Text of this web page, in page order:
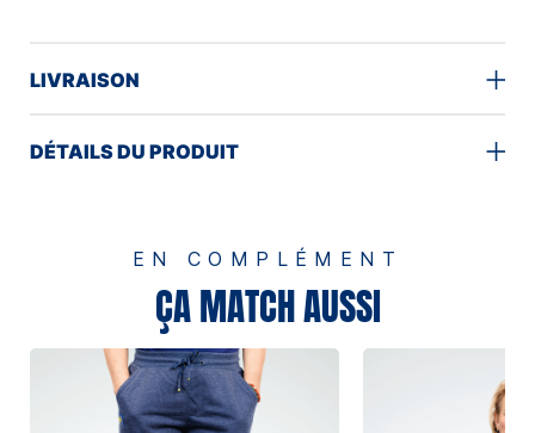
LIVRAISON
DÉTAILS DU PRODUIT
EN COMPLÉMENT
ÇA MATCH AUSSI